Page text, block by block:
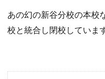
あの幻の新谷分校の本校
校と統合し閉校しています